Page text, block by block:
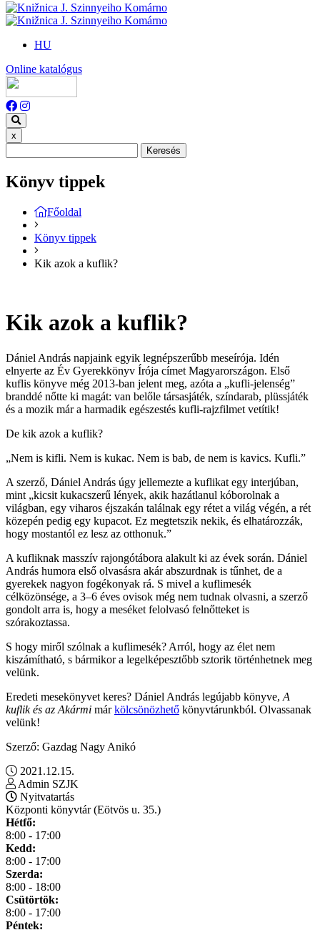
HU
Online katalógus
x
Keresés
Könyv tippek
Főoldal
Könyv tippek
Kik azok a kuflik?
Kik azok a kuflik?
Dániel András napjaink egyik legnépszerűbb meseírója. Idén
elnyerte az Év Gyerekkönyv Írója címet Magyarországon. Első
kuflis könyve még 2013-ban jelent meg, azóta a „kufli-jelenség”
branddé nőtte ki magát: van belőle társasjáték, színdarab, plüssjáték
és a mozik már a harmadik egészestés kufli-rajzfilmet vetítik!
De kik azok a kuflik?
„Nem is kifli. Nem is kukac. Nem is bab, de nem is kavics. Kufli.”
A szerző, Dániel András úgy jellemezte a kuflikat egy interjúban,
mint „kicsit kukacszerű lények, akik hazátlanul kóborolnak a
világban, egy viharos éjszakán találnak egy rétet a világ végén, a rét
közepén pedig egy kupacot. Ez megtetszik nekik, és elhatározzák,
hogy mostantól ez lesz az otthonuk.”
A kufliknak masszív rajongótábora alakult ki az évek során. Dániel
András humora első olvasásra akár abszurdnak is tűnhet, de a
gyerekek nagyon fogékonyak rá. S mivel a kuflimesék
célközönsége, a 3–6 éves ovisok még nem tudnak olvasni, a szerző
gondolt arra is, hogy a meséket felolvasó felnőtteket is
szórakoztassa.
S hogy miről szólnak a kuflimesék? Arról, hogy az élet nem
kiszámítható, s bármikor a legelképesztőbb sztorik történhetnek meg
velünk.
Eredeti mesekönyvet keres? Dániel András legújabb könyve, A
kuflik és az Akármi márkölcsönözhető könyvtárunkból. Olvassanak
velünk!
Szerző: Gazdag Nagy Anikó
2021.12.15.
Admin SZJK
Nyitvatartás
Központi könyvtár (Eötvös u. 35.)
Hétfő:
8:00 - 17:00
Kedd:
8:00 - 17:00
Szerda:
8:00 - 18:00
Csütörtök:
8:00 - 17:00
Péntek: